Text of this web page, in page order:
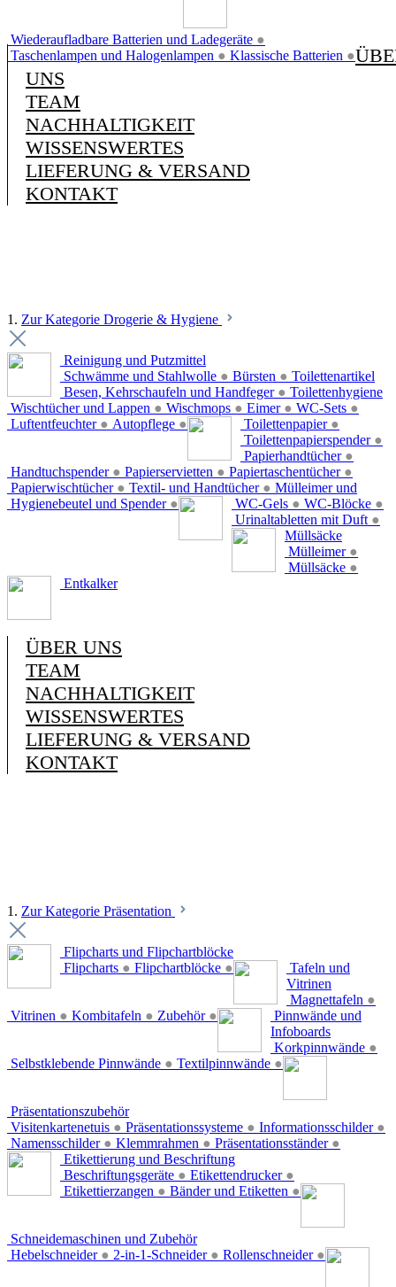
Wiederaufladbare Batterien und Ladegeräte ●
Taschenlampen und Halogenlampen ● Klassische Batterien ●
UNS
TEAM
NACHHALTIGKEIT
WISSENSWERTES
LIEFERUNG & VERSAND
KONTAKT
1. Zur Kategorie Drogerie & Hygiene
Reinigung und Putzmittel
Schwämme und Stahlwolle ● Bürsten ●
Besen, Kehrschaufeln und Handfeger ●
Wischtücher und Lappen ● Wischmops ● Eimer ● WC-Sets ●
Luftentfeuchter ● Autopflege ●
Toilettenartikel
Toilettenpapier ●
Toilettenpapierspender ●
Papierhandtücher ●
Handtuchspender ● Papierservietten ● Papiertaschentücher ●
Papierwischtücher ● Textil- und Handtücher ●
Hygienebeutel und Spender ●
Toilettenhygiene
WC-Gels ● WC-Blöcke ●
Urinaltabletten mit Duft ●
Mülleimer und
Müllsäcke
Mülleimer ●
Müllsäcke ●
Entkalker
ÜBER UNS
TEAM
NACHHALTIGKEIT
WISSENSWERTES
LIEFERUNG & VERSAND
KONTAKT
1. Zur Kategorie Präsentation
Flipcharts und Flipchartblöcke
Flipcharts ● Flipchartblöcke ●
Tafeln und
Vitrinen
Magnettafeln ●
Vitrinen ● Kombitafeln ● Zubehör ●
Pinnwände und
Infoboards
Korkpinnwände ●
Selbstklebende Pinnwände ● Textilpinnwände ●
Präsentationszubehör
Visitenkartenetuis ● Präsentationssysteme ● Informationsschilder ●
Namensschilder ● Klemmrahmen ● Präsentationsständer ●
Etikettierung und Beschriftung
Beschriftungsgeräte ● Etikettendrucker ●
Etikettierzangen ● Bänder und Etiketten ●
Schneidemaschinen und Zubehör
Hebelschneider ● 2-in-1-Schneider ● Rollenschneider ●